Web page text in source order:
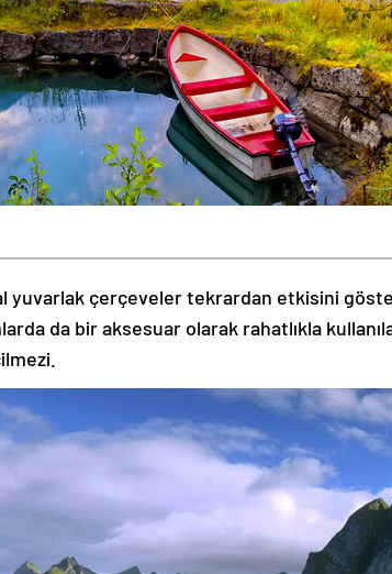
yuvarlak çerçeveler tekrardan etkisini
da bir aksesuar olarak rahatlıkla